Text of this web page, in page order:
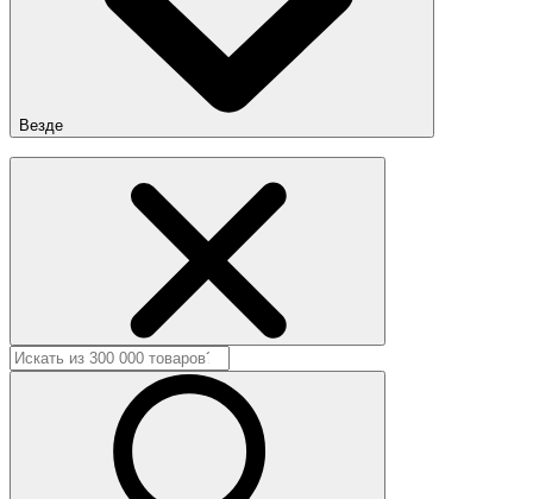
Везде